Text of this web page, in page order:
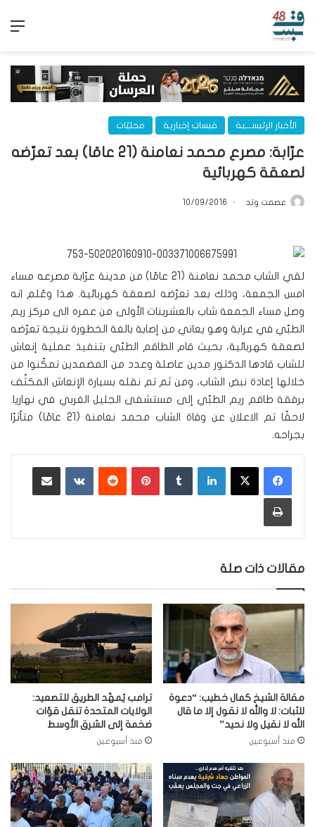
الأخبار الرئيســـية قبسات إخبارية محليّات
عرّابة: مصرع محمد نعامنة (21 عامًا) بعد تعرّضه
لصعقة كهربائية
عصمت وتد 10/09/2016
لقي الشاب محمد نعامنة (21 عامًا) من مدينة عرّابة مصرعه مساء
امس الجمعة، وذلك بعد تعرّضه لصعقة كهربائية. هذا وعُلم انه
وصل مساء الجمعة شاب بالعشرينات الأولى من عمره الى مركز ريم
الطبّي في عرابة وهو يعاني من إصابة بالغة الخطورة نتيجة تعرّضه
لصعقة كهربائية، بحيث قام الطاقم الطبّي بتنفيذ عملية إنعاش
للشاب قادها الدكتور مدين عاصلة وعدد من المضمدين تمكّنوا من
خلالها إعادة نبض الشاب، ومن ثم تم نقله بسيارة الإنعاش المكثّف
برفقة طاقم ريم الطبّي إلى مستشفى الجليل الغربي في نهاريا.
لاحقًا تم الاعلان عن وفاة الشاب محمد نعامنة (21 عامًا) متأثرًا
بجراحه.
لينكدإن بينتيريست ‏VKontakte
طباعة
مقالات ذات صلة
مقالة الشيخ كمال خطيب: “دعوة
للثبات: لا والله لا نقول إلا ما قال
الله لا نقيل ولا نحيد”
منذ أسبوعين
ترامب يُمهّد الطريق للتصعيد:
الولايات المتحدة تنقل قوّات
ضخمة إلى الشرق الأوسط
منذ أسبوعين